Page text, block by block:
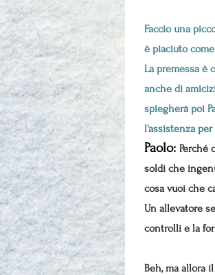
Faccio una
è piaciuto
La premessa è
anche di
spiegherà poi
l'assistenza
Paolo: Perché
soldi che
cosa vuoi che
Un allevatore
controlli e la
Beh, ma allora